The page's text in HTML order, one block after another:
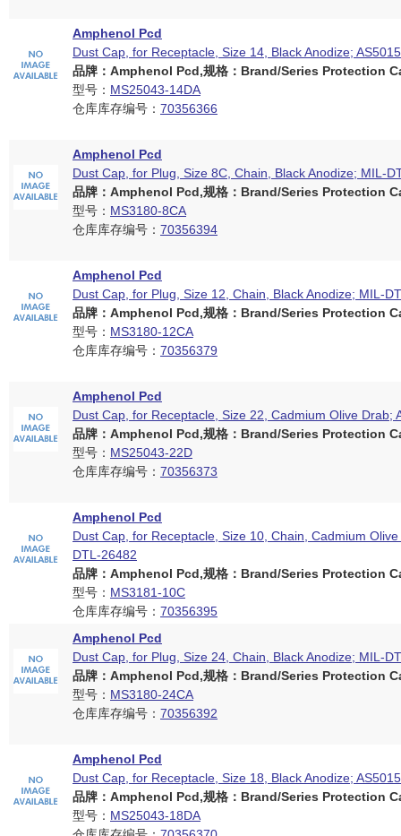
Amphenol Pcd
Dust Cap, for Receptacle, Size 14, Black Anodize; AS5015
品牌：Amphenol Pcd,规格：Brand/Series Protection
型号： MS25043-14DA
仓库库存编号： 70356366
Amphenol Pcd
Dust Cap, for Plug, Size 8C, Chain, Black Anodize; MIL-
品牌：Amphenol Pcd,规格：Brand/Series Protection
型号： MS3180-8CA
仓库库存编号： 70356394
Amphenol Pcd
Dust Cap, for Plug, Size 12, Chain, Black Anodize; MIL-
品牌：Amphenol Pcd,规格：Brand/Series Protection
型号： MS3180-12CA
仓库库存编号： 70356379
Amphenol Pcd
Dust Cap, for Receptacle, Size 22, Cadmium Olive Drab;
品牌：Amphenol Pcd,规格：Brand/Series Protection
型号： MS25043-22D
仓库库存编号： 70356373
Amphenol Pcd
Dust Cap, for Receptacle, Size 10, Chain, Cadmium
DTL-26482
品牌：Amphenol Pcd,规格：Brand/Series Protection
型号： MS3181-10C
仓库库存编号： 70356395
Amphenol Pcd
Dust Cap, for Plug, Size 24, Chain, Black Anodize; MIL-
品牌：Amphenol Pcd,规格：Brand/Series Protection
型号： MS3180-24CA
仓库库存编号： 70356392
Amphenol Pcd
Dust Cap, for Receptacle, Size 18, Black Anodize; AS5015
品牌：Amphenol Pcd,规格：Brand/Series Protection
型号： MS25043-18DA